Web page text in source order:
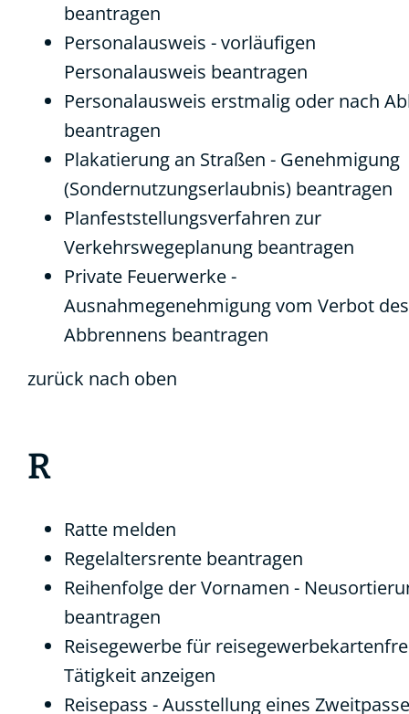
beantragen
Personalausweis - vorläufigen
Personalausweis beantragen
Personalausweis erstmalig oder nach
beantragen
Plakatierung an Straßen - Genehmigung
(Sondernutzungserlaubnis) beantragen
Planfeststellungsverfahren zur
Verkehrswegeplanung beantragen
Private Feuerwerke -
Ausnahmegenehmigung vom Verbot des
Abbrennens beantragen
zurück nach oben
R
Ratte melden
Regelaltersrente beantragen
Reihenfolge der Vornamen -
beantragen
Reisegewerbe für
Tätigkeit anzeigen
Reisepass - Ausstellung eines